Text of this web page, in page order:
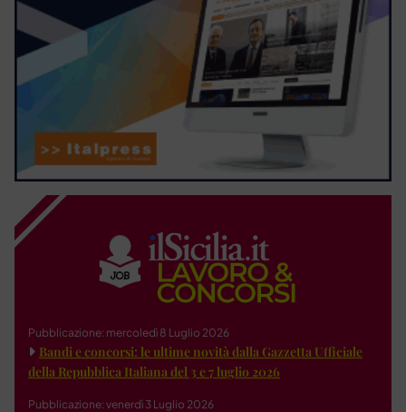
Pubblicazione: mercoledì 8 Luglio 2026
Bandi e concorsi: le ultime novità dalla Gazzetta Ufficiale
della Repubblica Italiana del 3 e 7 luglio 2026
Pubblicazione: venerdì 3 Luglio 2026